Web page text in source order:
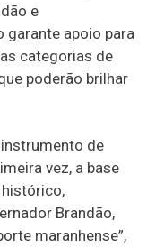
e
garante apoio para
categorias de
poderão brilhar
de
vez, a base
histórico,
Brandão,
maranhense”,